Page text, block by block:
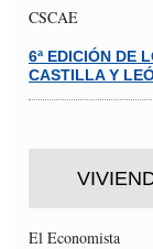
CSCAE
6ª EDICIÓN DE
CASTILLA Y
El Economista